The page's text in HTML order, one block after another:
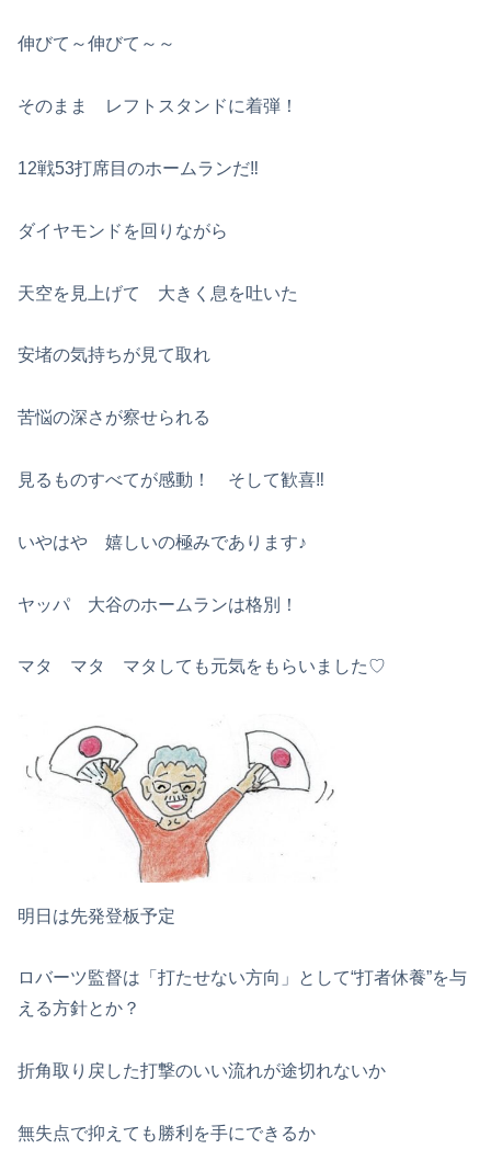
伸びて～伸びて～～
そのまま レフトスタンドに着弾！
12戦53打席目のホームランだ‼
ダイヤモンドを回りながら
天空を見上げて 大きく息を吐いた
安堵の気持ちが見て取れ
苦悩の深さが察せられる
見るものすべてが感動！ そして歓喜‼
いやはや 嬉しいの極みであります♪
ヤッパ 大谷のホームランは格別！
マタ マタ マタしても元気をもらいました♡
明日は先発登板予定
ロバーツ監督は「打たせない方向」として“打者休養”を与
える方針とか？
折角取り戻した打撃のいい流れが途切れないか
無失点で抑えても勝利を手にできるか